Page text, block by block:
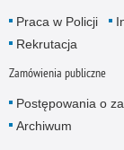
Praca w Policji
Rekrutacja
Zamówienia publiczne
Postępowania o
Archiwum